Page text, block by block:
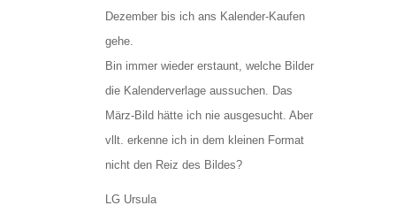
Dezember bis ich ans Kalender-Kaufen
gehe.
Bin immer wieder erstaunt, welche Bilder
die Kalenderverlage aussuchen. Das
März-Bild hätte ich nie ausgesucht. Aber
vllt. erkenne ich in dem kleinen Format
nicht den Reiz des Bildes?
LG Ursula